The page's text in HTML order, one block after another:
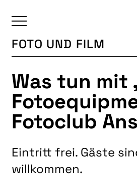
ÜBERSICHT
KALENDER
UNSERE BEREICHE
BAUKULTUR
FOTOGRUPPE
FOTO UND FILM
Was tun mit
Fotoclub
Eintritt frei. Gäste
willkommen.